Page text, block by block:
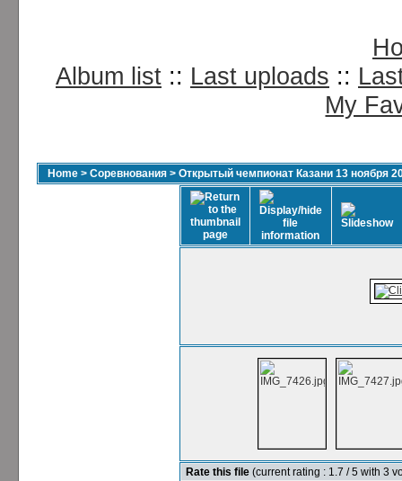
Album list :: Last uploads ::
My
Home > Соревнования > Открытый чемпионат Казани 13 ноября
Rate this file (current rating : 1.7 / 5 with 3